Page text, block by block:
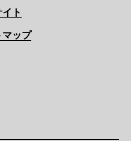
ト
マップ